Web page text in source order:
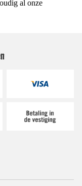
al onze